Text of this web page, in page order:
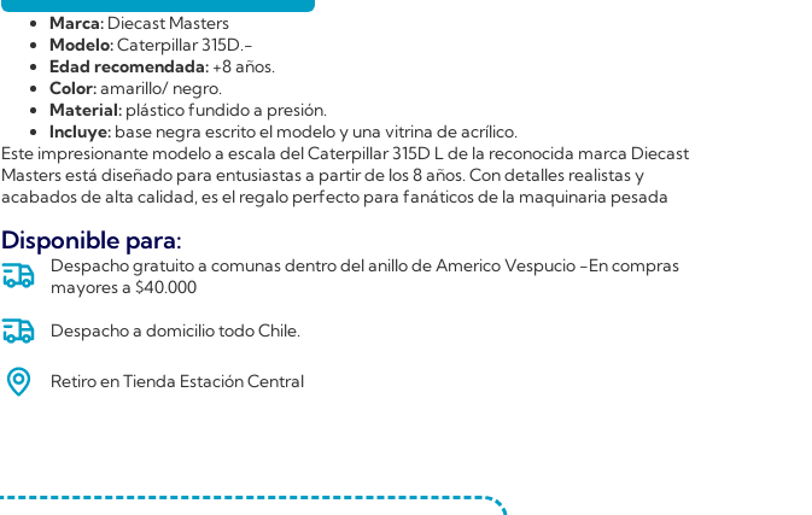
Marca: Diecast Masters
Modelo:Caterpillar 315D.-
Edad recomendada: +8 años.
Color:amarillo/ negro.
Material: plástico fundido a presión.
Incluye: base negra escrito el modelo y una vitrina de acrílico.
Este impresionante modelo a escala del Caterpillar 315D L de la reconocida marca Diecast
Masters está diseñado para entusiastas a partir de los 8 años. Con detalles realistas y
acabados de alta calidad, es el regalo perfecto para fanáticos de la maquinaria pesada
Disponible para:
Despacho gratuito a comunas dentro del anillo de Americo Vespucio -En compras
mayores a $40.000
Despacho a domicilio todo Chile.
Retiro en Tienda Estación Central